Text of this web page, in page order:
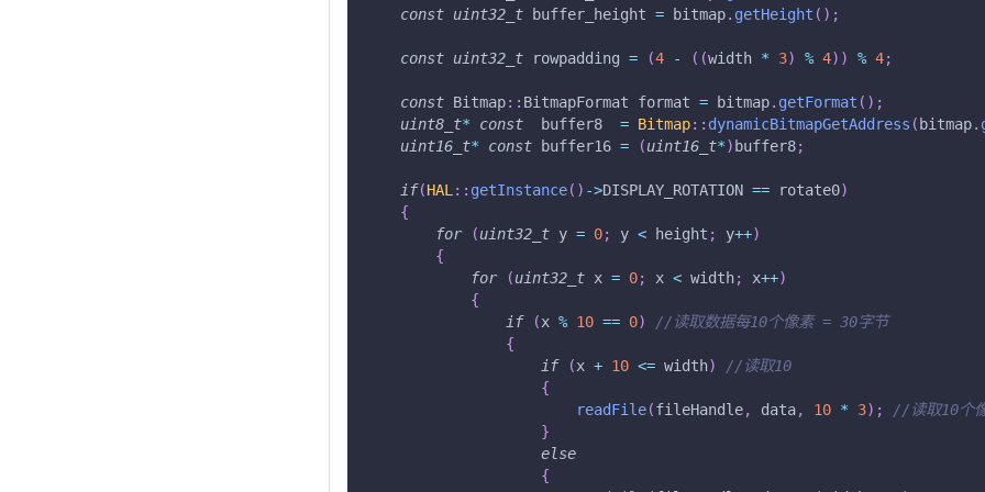
const uint32_t buffer_height = bitmap. getHeight ( ) ;
const uint32_t rowpadding = (4 - ( (width * 3) % 4) ) % 4;
const Bitmap:: BitmapFormat format = bitmap. getFormat ( ) ;
uint8_t* const
  buffer8
= Bitmap:: dynamicBitmapGetAddress ( bitmap.
uint16_t* const buffer16 = (uint16_t*) buffer8;
if(HAL :: getInstance( ) ->DISPLAY_ROTATION == rotate0)
{
for
(uint32_t y = 0; y < height ; y++)
{
for
(uint32_t x = 0; x < width; x++)
{
if
(x % 10 == 0)
//读取数据每10个像素 = 30字节
{
if
(x + 10 <= width)
//读取10
{
readFile(fileHandle, data, 10 * 3) ;
//读取10个
}
else
{